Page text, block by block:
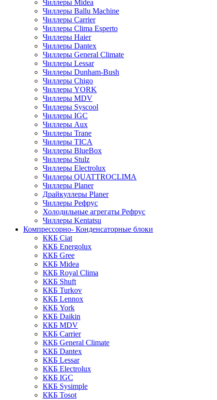
Чиллеры Midea
Чиллеры Ballu Machine
Чиллеры Carrier
Чиллеры Clima Esperto
Чиллеры Haier
Чиллеры Dantex
Чиллеры General Climate
Чиллеры Lessar
Чиллеры Dunham-Bush
Чиллеры Chigo
Чиллеры YORK
Чиллеры MDV
Чиллеры Syscool
Чиллеры IGC
Чиллеры Aux
Чиллеры Trane
Чиллеры TICA
Чиллеры BlueBox
Чиллеры Stulz
Чиллеры Electrolux
Чиллеры QUATTROCLIMA
Чиллеры Planer
Драйкуллеры Planer
Чиллеры Рефрус
Холодильные агрегаты Рефрус
Чиллеры Kentatsu
Компрессорно- Конденсаторные блоки
ККБ Ciat
ККБ Energolux
ККБ Gree
ККБ Midea
ККБ Royal Clima
ККБ Shuft
ККБ Turkov
ККБ Lennox
ККБ York
ККБ Daikin
ККБ MDV
ККБ Carrier
ККБ General Climate
ККБ Dantex
ККБ Lessar
ККБ Electrolux
ККБ IGC
ККБ Sysimple
ККБ Tosot